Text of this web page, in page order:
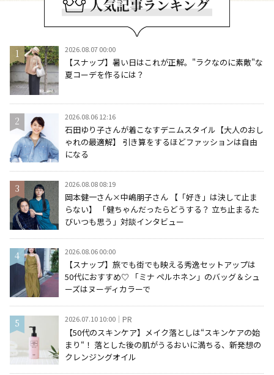
2026.08.07 00:00
【スナップ】暑い日はこれが正解。"ラクなのに素敵"な
夏コーデを作るには？
2026.08.06 12:16
石田ゆり子さんが着こなすデニムスタイル【大人のおし
ゃれの最適解】 引き算をするほどファッションは自由
になる
2026.08.08 08:19
岡本健一さん×中嶋朋子さん 【「好き」は決して止ま
らない】 「健ちゃんだったらどうする？ 立ち止まるた
びいつも思う」対談インタビュー
2026.08.06 00:00
【スナップ】旅でも街でも映える秀逸セットアップは
50代におすすめ♡ 「ミナ ペルホネン」のバッグ＆シュ
ーズはヌーディカラーで
2026.07.10 10:00 PR
【50代のスキンケア】メイク落としは“スキンケアの始
まり“！ 落とした後の肌がうるおいに満ちる、新発想の
クレンジングオイル